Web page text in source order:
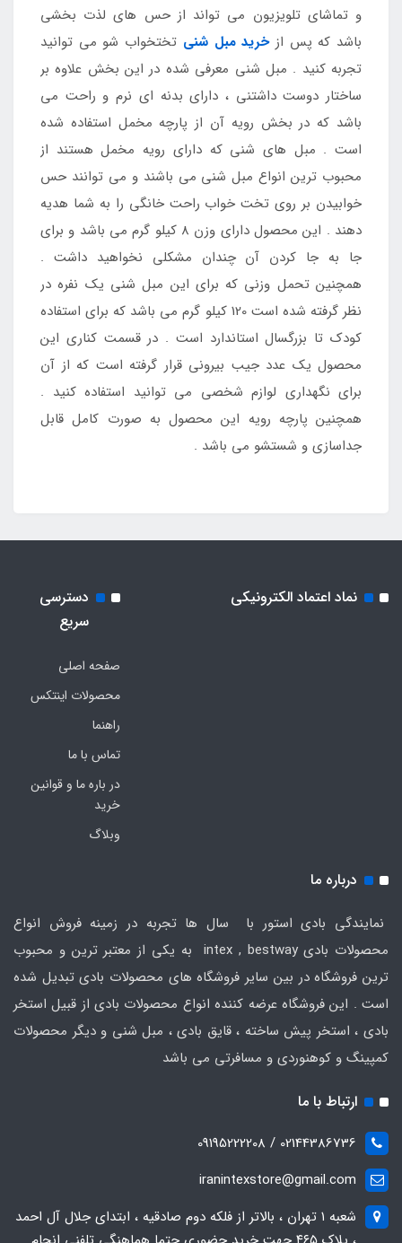
و تماشای تلویزیون می تواند از حس های لذت بخشی
باشد که پس ازخرید مبل شنی تختخواب شو می توانید
تجربه کنید . مبل شنی معرفی شده در این بخش علاوه بر
ساختار دوست داشتنی ، دارای بدنه ای نرم و راحت می
باشد که در بخش رویه آن از پارچه مخمل استفاده شده
است . مبل های شنی که دارای رویه مخمل هستند از
محبوب ترین انواع مبل شنی می باشند و می توانند حس
خوابیدن بر روی تخت خواب راحت خانگی را به شما هدیه
دهند . این محصول دارای وزن 8 کیلو گرم می باشد و برای
جا به جا کردن آن چندان مشکلی نخواهید داشت .
همچنین تحمل وزنی که برای این مبل شنی یک نفره در
نظر گرفته شده است 120 کیلو گرم می باشد که برای استفاده
کودک تا بزرگسال استاندارد است . در قسمت کناری این
محصول یک عدد جیب بیرونی قرار گرفته است که از آن
برای نگهداری لوازم شخصی می توانید استفاده کنید .
همچنین پارچه رویه این محصول به صورت کامل قابل
جداسازی و شستشو می باشد .
نماد اعتماد الکترونیکی
دسترسی
سریع
صفحه اصلی
محصولات اینتکس
راهنما
تماس با ما
در باره ما و قوانین
خرید
وبلاگ
درباره ما
نمایندگی بادی استور با سال ها تجربه در زمینه فروش انواع
محصولات بادی intex , bestway به یکی از معتبر ترین و محبوب
ترین فروشگاه در بین سایر فروشگاه های محصولات بادی تبدیل شده
است . این فروشگاه عرضه کننده انواع محصولات بادی از قبیل استخر
بادی ، استخر پیش ساخته ، قایق بادی ، مبل شنی و دیگر محصولات
کمپینگ و کوهنوردی و مسافرتی می باشد
ارتباط با ما
02144386736 / 09195222208
iranintexstore@gmail.com
شعبه ۱ تهران ، بالاتر از فلکه دوم صادقیه ، ابتدای جلال آل احمد